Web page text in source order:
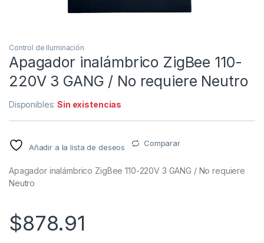
Control de Iluminación
Apagador inalámbrico ZigBee 110-
220V 3 GANG / No requiere Neutro
Disponibles:Sin existencias
Añadir a la lista de deseos Comparar
Apagador inalámbrico ZigBee 110-220V 3 GANG / No requiere
Neutro
$878.91